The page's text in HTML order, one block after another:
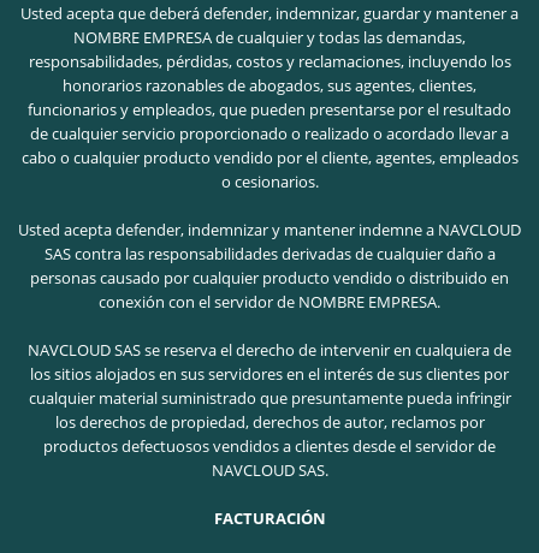
Usted acepta que deberá defender, indemnizar, guardar y mantener a
NOMBRE EMPRESA de cualquier y todas las demandas,
responsabilidades, pérdidas, costos y reclamaciones, incluyendo los
honorarios razonables de abogados, sus agentes, clientes,
funcionarios y empleados, que pueden presentarse por el resultado
de cualquier servicio proporcionado o realizado o acordado llevar a
cabo o cualquier producto vendido por el cliente, agentes, empleados
o cesionarios.
Usted acepta defender, indemnizar y mantener indemne a NAVCLOUD
SAS contra las responsabilidades derivadas de cualquier daño a
personas causado por cualquier producto vendido o distribuido en
conexión con el servidor de NOMBRE EMPRESA.
NAVCLOUD SAS se reserva el derecho de intervenir en cualquiera de
los sitios alojados en sus servidores en el interés de sus clientes por
cualquier material suministrado que presuntamente pueda infringir
los derechos de propiedad, derechos de autor, reclamos por
productos defectuosos vendidos a clientes desde el servidor de
NAVCLOUD SAS.
FACTURACIÓN